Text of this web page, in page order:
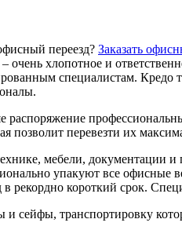
переезд? Заказать
хлопотное и
специалистам.
распоряжение
позволит перевезти их
мебели, документации
упакуют все офисные
рекордно короткий срок.
транспортировку